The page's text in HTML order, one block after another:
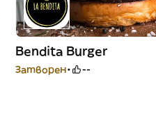
Bendita Burger
Затворен --